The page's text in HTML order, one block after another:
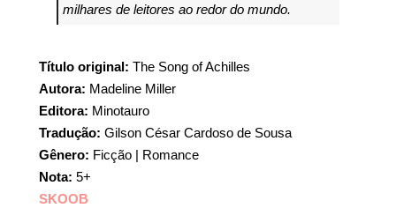
milhares de leitores ao redor do mundo.
Título original: The Song of Achilles
Autora: Madeline Miller
Editora: Minotauro
Tradução: Gilson César Cardoso de Sousa
Gênero: Ficção | Romance
Nota: 5+
SKOOB